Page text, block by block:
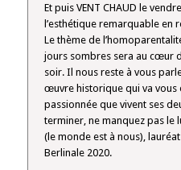
Et puis VENT CHAUD le
l’esthétique remarquable en
Le thème de
jours sombres sera au cœur
soir. Il nous reste à vous
œuvre historique qui va vous
passionnée que vivent ses
terminer, ne manquez pas le
(le monde est à nous),
Berlinale 2020.